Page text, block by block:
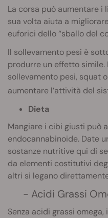
La corsa può aumentare i
sua volta aiuta a
euforici dello “sballo del
Il sollevamento pesi è
produrre un effetto simile.
sollevamento pesi, squat
aumentare l’attività del
Dieta
Mangiare i cibi giusti può
endocannabinoide. Date
sostanze nutritive qui di
da elementi costitutivi
altri si legano
- Acidi Grassi
Senza acidi grassi